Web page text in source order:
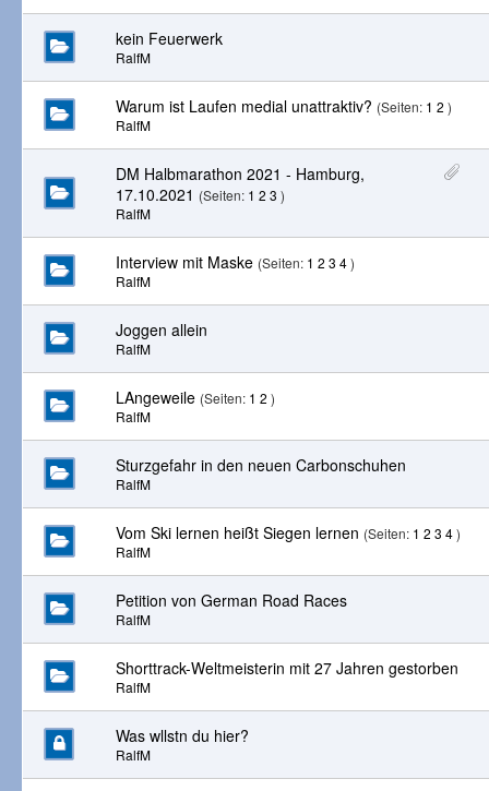
kein Feuerwerk
RalfM
Warum ist Laufen medial unattraktiv? (Seiten: 1 2 )
RalfM
DM Halbmarathon 2021 - Hamburg,
17.10.2021 (Seiten: 1 2 3 )
RalfM
Interview mit Maske (Seiten: 1 2 3 4)
RalfM
Joggen allein
RalfM
LAngeweile (Seiten: 1 2 )
RalfM
Sturzgefahr in den neuen Carbonschuhen
RalfM
Vom Ski lernen heißt Siegen lernen (Seiten: 1 2 3 4)
RalfM
Petition von German Road Races
RalfM
Shorttrack-Weltmeisterin mit 27 Jahren gestorben
RalfM
Was wllstn du hier?
RalfM